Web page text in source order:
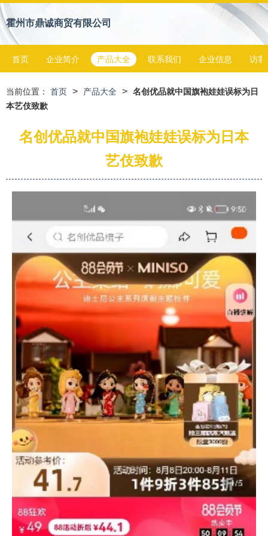
霍州市鼎诚商贸有限公司
首页 企业简介 产品大全 联系我们 企业信息 访客
当前位置： 首页 > 产品大全 > 名创优品就中国旗袍娃娃误标为日
本艺伎致歉
名创优品就中国旗袍娃娃误标为日本
艺伎致歉